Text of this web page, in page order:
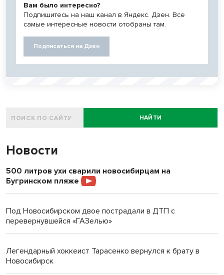
Вам было интересно?
Подпишитесь на наш канал в Яндекс. Дзен. Все
самые интересные новости отобраны там.
Подписаться на Дзен
НАЙТИ
Новости
500 литров ухи сварили новосибирцам на
Бугринском пляже
Под Новосибирском двое пострадали в ДТП с
перевернувшейся «ГАЗелью»
Легендарный хоккеист Тарасенко вернулся к брату в
Новосибирск